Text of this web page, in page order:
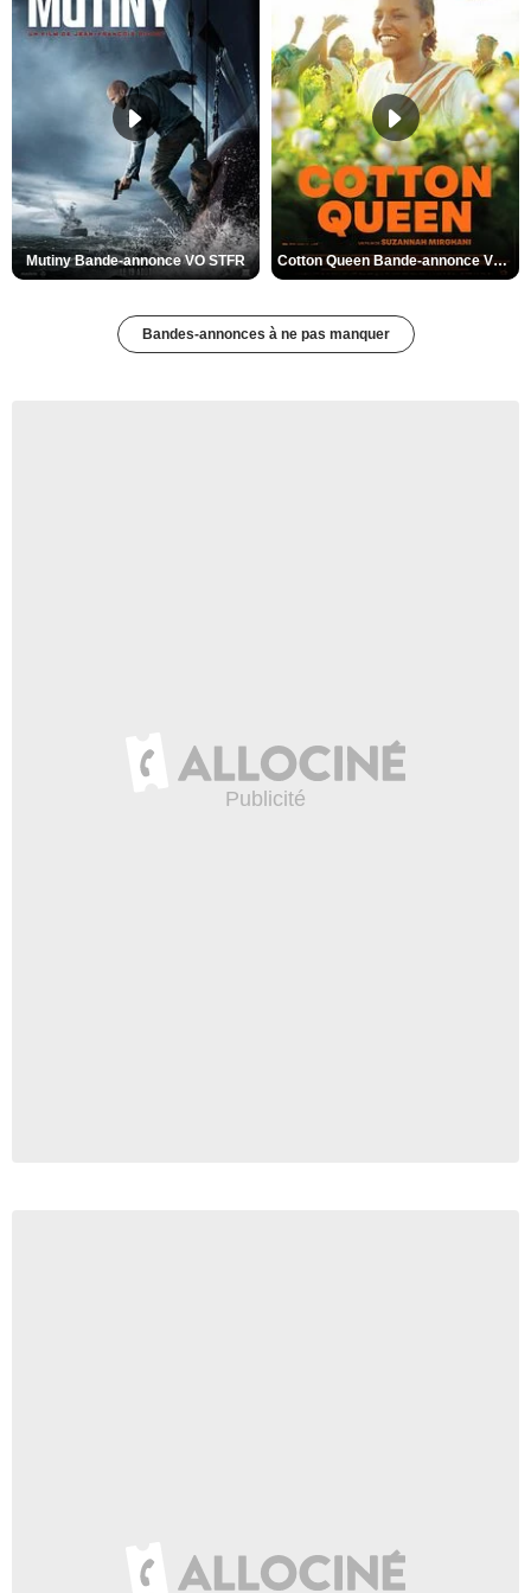
Mutiny Bande-annonce VO STFR Cotton Queen Bande-annonce VO STFR
Bandes-annonces à ne pas manquer